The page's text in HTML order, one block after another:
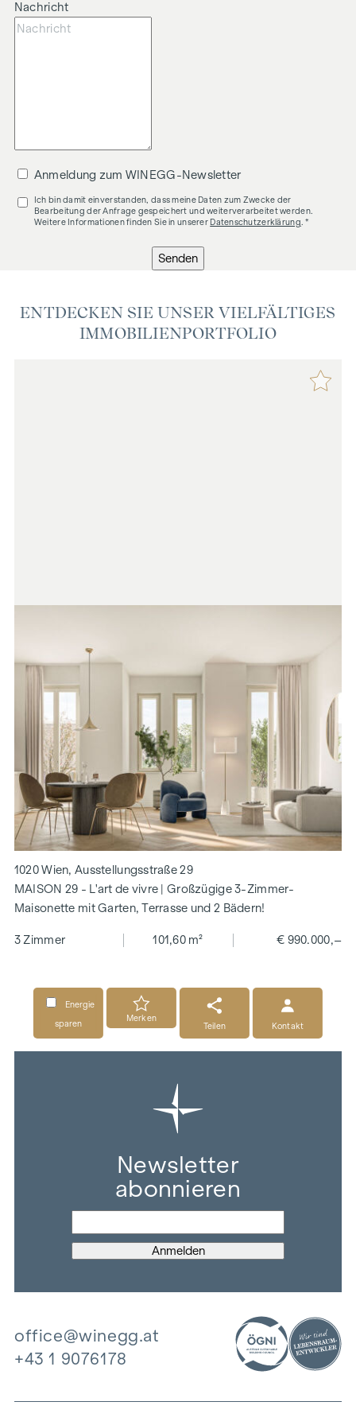
zum Kauf angeboten. Als Vermittlungshonorar gelten die
allgemeinen Geschäftsbedingungen und die Verordnung für
Mehrwertsteuer. Wir möchten noch darauf hinweisen, dass
wir in einem wirtschaftlichen Naheverhältnis zur Verkäuferin
Nachricht
Anmeldung zum WINEGG-Newsletter
Ich bin damit einverstanden, dass meine Daten zum Zwecke der
Bearbeitung der Anfrage gespeichert und weiterverarbeitet werden.
Weitere Informationen finden Sie in unserer Datenschutzerklärung . *
Senden
ENTDECKEN SIE UNSER VIELFÄLTIGES
IMMOBILIENPORTFOLIO
1020 Wien, Ausstellungsstraße 29
MAISON 29 - L'art de vivre | Großzügige 3-Zimmer-
Maisonette mit Garten, Terrasse und 2 Bädern!
3 Zimmer 101,60 m² € 990.000,–
Energie
sparen
Merken
Teilen
Kontakt
Newsletter
abonnieren
office@winegg.at
+43 1 9076178